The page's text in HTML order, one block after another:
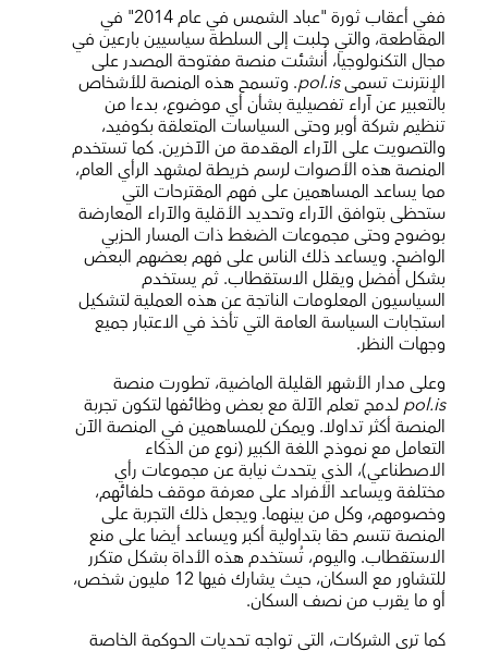
ففي أعقاب ثورة "عباد الشمس في عام 2014" في
المقاطعة، والتي جلبت إلى السلطة سياسيين بارعين في
مجال التكنولوجيا، أُنشئت منصة مفتوحة المصدر على
الإنترنت تسمىpol.is. وتسمح هذه المنصة للأشخاص
بالتعبير عن آراء تفصيلية بشأن أي موضوع، بدءا من
تنظيم شركة أوبر وحتى السياسات المتعلقة بكوفيد،
والتصويت على الآراء المقدمة من الآخرين. كما تستخدم
المنصة هذه الأصوات لرسم خريطة لمشهد الرأي العام،
مما يساعد المساهمين على فهم المقترحات التي
ستحظى بتوافق الآراء وتحديد الأقلية والآراء المعارضة
بوضوح وحتى مجموعات الضغط ذات المسار الحزبي
الواضح. ويساعد ذلك الناس على فهم بعضهم البعض
بشكل أفضل ويقلل الاستقطاب. ثم يستخدم
السياسيون المعلومات الناتجة عن هذه العملية لتشكيل
استجابات السياسة العامة التي تأخذ في الاعتبار جميع
وجهات النظر.
وعلى مدار الأشهر القليلة الماضية، تطورت منصة
pol.isلدمج تعلم الآلة مع بعض وظائفها لتكون تجربة
المنصة أكثر تداولا. ويمكن للمساهمين في المنصة الآن
التعامل مع نموذج اللغة الكبير (نوع من الذكاء
الاصطناعي)، الذي يتحدث نيابة عن مجموعات رأي
مختلفة ويساعد الأفراد على معرفة موقف حلفائهم،
وخصومهم، وكل من بينهما. ويجعل ذلك التجربة على
المنصة تتسم حقا بتداولية أكبر ويساعد أيضا على منع
الاستقطاب. واليوم، تُستخدم هذه الأداة بشكل متكرر
للتشاور مع السكان، حيث يشارك فيها 12 مليون شخص،
أو ما يقرب من نصف السكان.
كما ترى الشركات، التي تواجه تحديات الحوكمة الخاصة